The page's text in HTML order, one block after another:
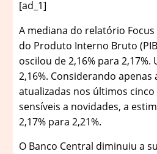
[ad_1]
A mediana do relatório
do Produto Interno Bruto
oscilou de 2,16% para
2,16%. Considerando apenas
atualizadas nos últimos
sensíveis a novidades, a
2,17% para 2,21%.
O Banco Central diminuiu a